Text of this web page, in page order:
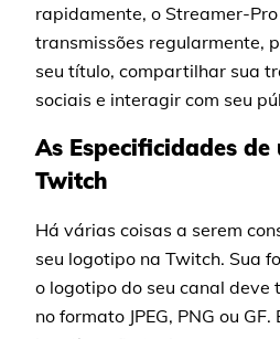
rapidamente, o Streamer-
transmissões regularmente,
seu título, compartilhar sua
sociais e interagir com seu
As Especificidades
Twitch
Há várias coisas a serem
seu logotipo na Twitch. Sua
o logotipo do seu canal deve
no formato JPEG, PNG ou